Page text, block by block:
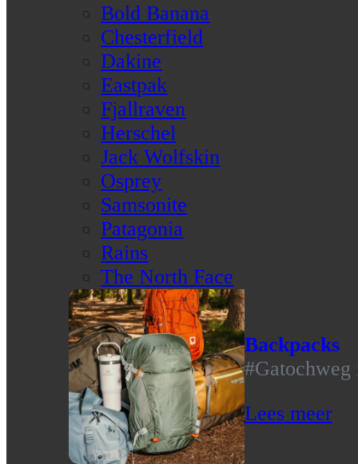
Bold Banana
Chesterfield
Dakine
Eastpak
Fjallraven
Herschel
Jack Wolfskin
Osprey
Samsonite
Patagonia
Rains
The North Face
Backpacks
#Gatochweg
Lees meer